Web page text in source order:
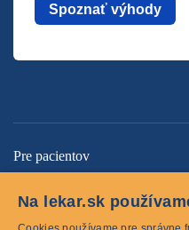
Spoznať výhody
Pre pacientov
Na lekar.sk